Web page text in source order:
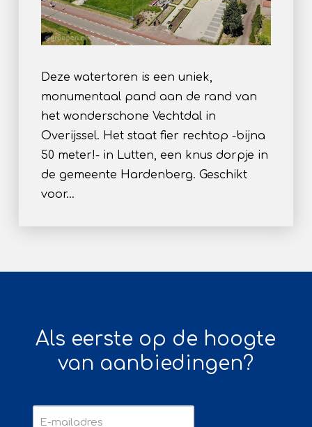
Deze watertoren is een uniek,
monumentaal pand aan de rand van
het wonderschone Vechtdal in
Overijssel. Het staat fier rechtop -bijna
50 meter!- in Lutten, een knus dorpje in
de gemeente Hardenberg. Geschikt
voor…
Als eerste op de hoogte
van aanbiedingen?